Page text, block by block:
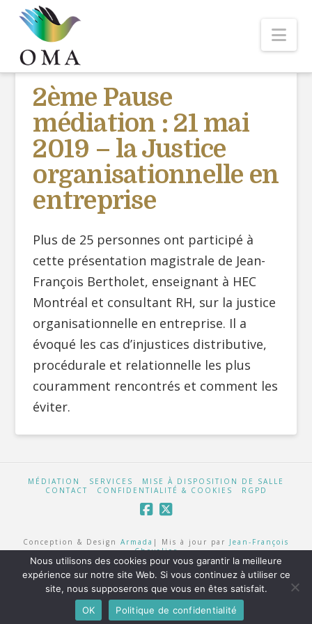
2ème Pause
médiation : 21 mai
2019 – la Justice
organisationnelle en
entreprise
Plus de 25 personnes ont participé à
cette présentation magistrale de Jean-
François Bertholet, enseignant à HEC
Montréal et consultant RH, sur la justice
organisationnelle en entreprise. Il a
évoqué les cas d’injustices distributive,
procédurale et relationnelle les plus
couramment rencontrés et comment les
éviter.
MÉDIATION SERVICES
MISE À DISPOSITION DE SALLE
CONTACT
CONFIDENTIALITÉ & COOKIES RGPD
Conception & Design Armada | Mis à jour par Jean-François
Chevalier
Nous utilisons des cookies pour vous garantir la meilleure
expérience sur notre site Web. Si vous continuez à utiliser ce
site, nous supposerons que vous en êtes satisfait.
OK
Politique de confidentialité